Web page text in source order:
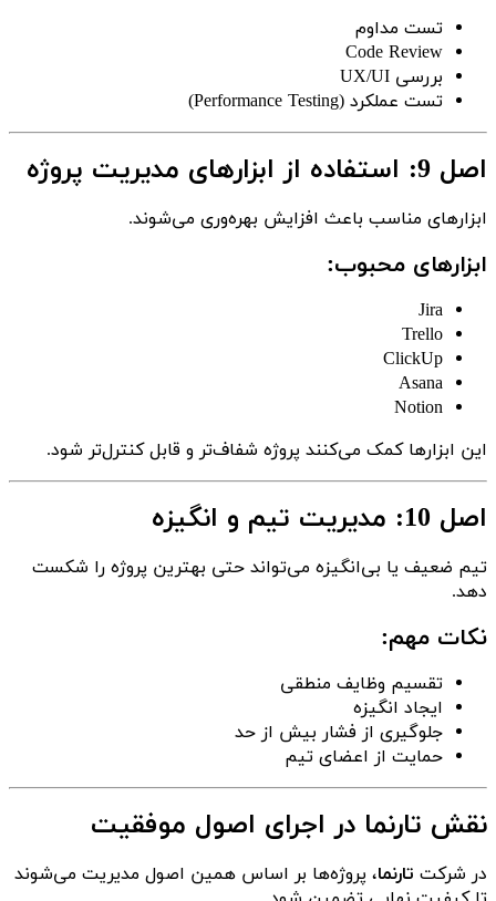
تست مداوم
Code Review
بررسی UX/UI
تست عملکرد (Performance Testing)
اصل 9: استفاده از ابزارهای مدیریت پروژه
ابزارهای مناسب باعث افزایش بهره‌وری می‌شوند.
ابزارهای محبوب:
Jira
Trello
ClickUp
Asana
Notion
این ابزارها کمک می‌کنند پروژه شفاف‌تر و قابل کنترل‌تر شود.
اصل 10: مدیریت تیم و انگیزه
تیم ضعیف یا بی‌انگیزه می‌تواند حتی بهترین پروژه را شکست
دهد.
نکات مهم:
تقسیم وظایف منطقی
ایجاد انگیزه
جلوگیری از فشار بیش از حد
حمایت از اعضای تیم
نقش تارنما در اجرای اصول موفقیت
در شرکت تارنما، پروژه‌ها بر اساس همین اصول مدیریت می‌شوند